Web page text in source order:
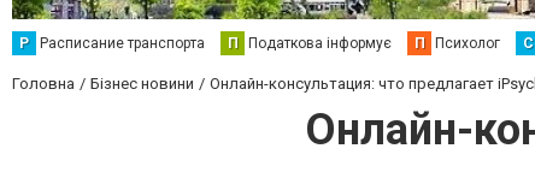
Р Расписание транспорта П Податкова інформує П Психолог С
Головна Бізнес новини Онлайн-консультация: что предлагает
Онлайн-